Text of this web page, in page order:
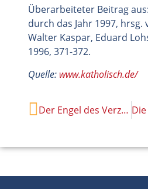
Überarbeiteter Beitrag
durch das Jahr 1997, hrsg.
Walter Kaspar, Eduard
1996, 371-372.
Quelle: www.katholisch.de/
Der Engel des Verzichts